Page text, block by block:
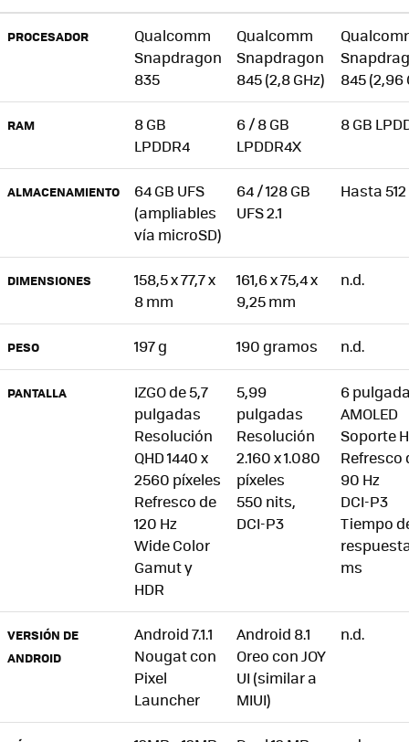
PROCESADOR
Qualcomm
Snapdragon
835
Qualcomm
Snapdragon
845 (2,8 GHz)
845 (2,96
RAM
8 GB
LPDDR4
6 / 8 GB
LPDDR4X
8 GB
ALMACENAMIENTO
64 GB UFS
(ampliables
vía microSD)
64 / 128 GB
UFS 2.1
Hasta 512
DIMENSIONES
158,5 x 77,7 x
8 mm
161,6 x 75,4 x
9,25 mm
n.d.
PESO 197 g 190 gramos n.d.
PANTALLA
IZGO de 5,7
pulgadas
Resolución
QHD 1440 x
2560 píxeles
Refresco de
120 Hz
Wide Color
Gamut y
HDR
5,99
pulgadas
Resolución
2.160 x 1.080
píxeles
550 nits,
DCI-P3
6
AMOLED
Soporte
Refresco
90 Hz
DCI-P3
Tiempo
ms
VERSIÓN DE
ANDROID
Android 7.1.1
Nougat con
Pixel
Launcher
Android 8.1
Oreo con JOY
UI (similar a
MIUI)
n.d.